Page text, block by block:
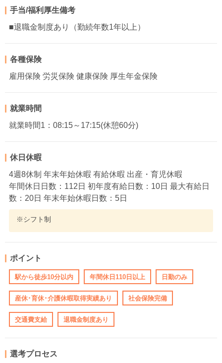
手当/福利厚生備考
■退職金制度あり（勤続年数1年以上）
各種保険
雇用保険 労災保険 健康保険 厚生年金保険
就業時間
就業時間1：08:15～17:15(休憩60分)
休日休暇
4週8休制 年末年始休暇 有給休暇 出産・育児休暇
年間休日日数：112日 初年度有給日数：10日 最大有給日
数：20日 年末年始休暇日数：5日
※シフト制
ポイント
駅から徒歩10分以内 年間休日110日以上 日勤のみ
産休･育休･介護休暇取得実績あり 社会保険完備
交通費支給 退職金制度あり
選考プロセス